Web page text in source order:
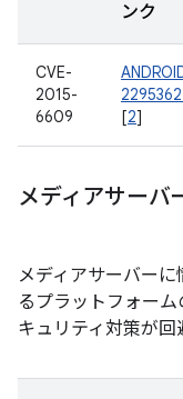
ンク
CVE-
2015-
6609
[2]
メディアサーバ
メディアサーバー
るプラットフォー
キュリティ対策が回